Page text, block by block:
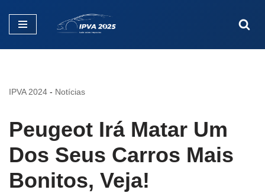
Pular
IPVA 2024 - Notícias
Peugeot Irá Matar Um
Dos Seus Carros Mais
Bonitos, Veja!